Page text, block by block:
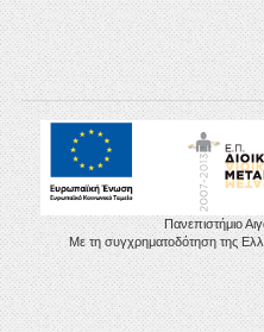
Πανεπιστήμιο
Με τη συγχρηματοδότηση της